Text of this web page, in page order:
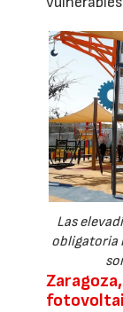
Las
obligatoria